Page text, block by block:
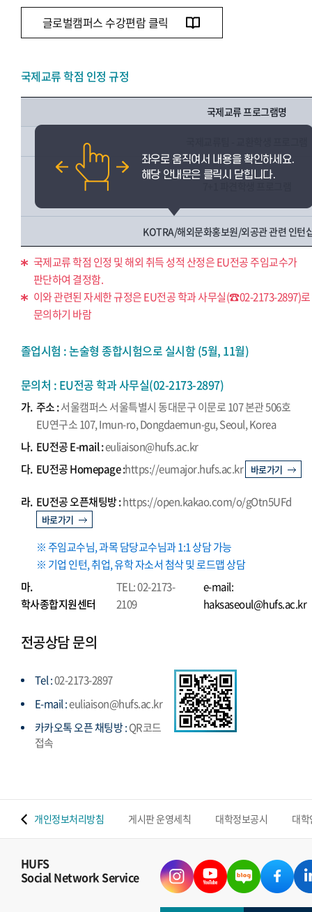
글로벌캠퍼스 수강편람 클릭
국제교류 학점 인정 규정
국제교류 프로그램명
KOTRA/해외문화홍보원/외공관 관련 인턴
국제교류 학점 인정 및 해외 취득 성적 산정은 EU전공 주임교수가
판단하여 결정함.
이와 관련된 자세한 규정은 EU전공 학과 사무실(☎02-2173-2897)로
문의하기 바람
졸업시험 : 논술형 종합시험으로 실시함 (5월, 11월)
문의처 : EU전공 학과 사무실(02-2173-2897)
가. 주소 :서울캠퍼스 서울특별시 동대문구 이문로 107 본관 506호
EU연구소 107, Imun-ro, Dongdaemun-gu, Seoul, Korea
나. EU전공 E-mail :euliaison@hufs.ac.kr
다. EU전공 Homepage :https://eumajor.hufs.ac.kr 바로가기
라. EU전공 오픈채팅방 :https://open.kakao.com/o/gOtn5UFd
바로가기
※ 주임교수님, 과목 담당교수님과 1:1 상담 가능
※ 기업 인턴, 취업, 유학 자소서 첨삭 및 로드맵 상담
마.
학사종합지원센터
TEL: 02-2173-
2109
e-mail:
haksaseoul@hufs.ac.kr
전공상담 문의
Tel :02-2173-2897
E-mail :euliaison@hufs.ac.kr
카카오톡 오픈 채팅방 :QR코드
접속
개인정보처리방침 게시판 운영세칙 대학정보공시 대
HUFS
Social Network Service